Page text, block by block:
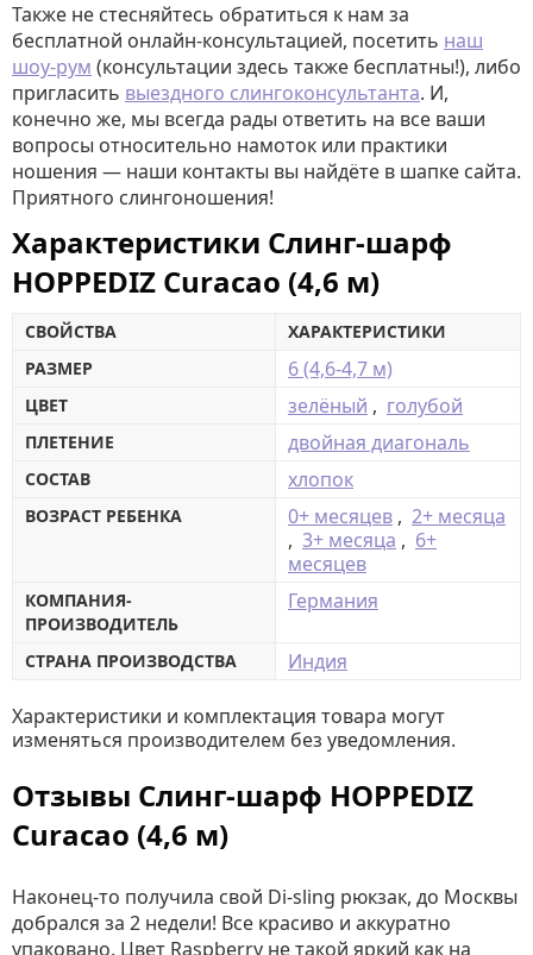
Также не стесняйтесь обратиться к нам за
бесплатной онлайн-консультацией, посетить наш
шоу-рум (консультации здесь также бесплатны!), либо
пригласить выездного слингоконсультанта. И,
конечно же, мы всегда рады ответить на все ваши
вопросы относительно намоток или практики
ношения — наши контакты вы найдёте в шапке сайта.
Приятного слингоношения!
Характеристики Слинг-шарф
HOPPEDIZ Curacao (4,6 м)
СВОЙСТВА
ХАРАКТЕРИСТИКИ
РАЗМЕР
6 (4,6-4,7 м)
ЦВЕТ зелёный , голубой
ПЛЕТЕНИЕ двойная диагональ
СОСТАВ хлопок
ВОЗРАСТ РЕБЕНКА 0+ месяцев , 2+ месяца
, 3+ месяца , 6+
месяцев
КОМПАНИЯ-
ПРОИЗВОДИТЕЛЬ
Германия
СТРАНА ПРОИЗВОДСТВА Индия
Характеристики и комплектация товара могут
изменяться производителем без уведомления.
Отзывы Слинг-шарф HOPPEDIZ
Curacao (4,6 м)
Наконец-то получила свой Di-sling рюкзак, до Москвы
добрался за 2 недели! Все красиво и аккуратно
упаковано. Цвет Raspberry не такой яркий как на